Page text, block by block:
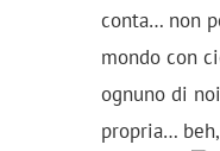
conta… non
mondo con
ognuno di
propria…